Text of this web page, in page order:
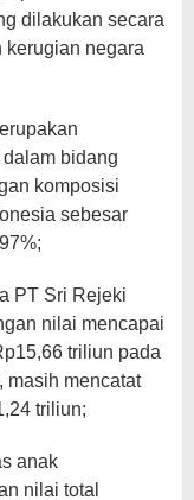
dilakukan secara
kerugian negara
bidang
komposisi
sebesar
PT Sri Rejeki
nilai mencapai
triliun pada
masih mencatat
triliun;
anak
nilai total